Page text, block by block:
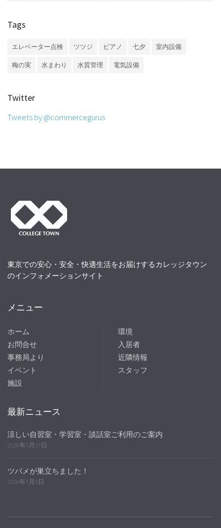
Tags
エレベーター点検 ツツジ ピアノ 七夕 室内設備
梅の実 水まわり 水質管理 電気設備
Twitter
Tweets by @commercegurus
東京での安心・安全・快適生活をお届けするカレッジタウン
のインフォメーションサイト
メニュー
ホーム
お問合せ
事務局より
イベント
施設
環境
入居者
近隣情報
スタッフ
最新ニュース
涼しい自習室・学習室・談話室ご利用のご案内
2026年7月27日
ツバメが巣立ちました！
2026年7月9日